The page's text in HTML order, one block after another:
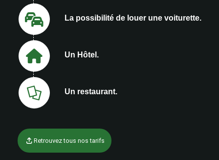
La possibilité de louer une voiturette.
Un Hôtel.
Un restaurant.
Retrouvez tous nos tarifs